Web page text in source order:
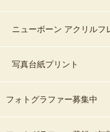
ニューボーン アクリルフ
写真台紙プリント
フォトグラファー募集中